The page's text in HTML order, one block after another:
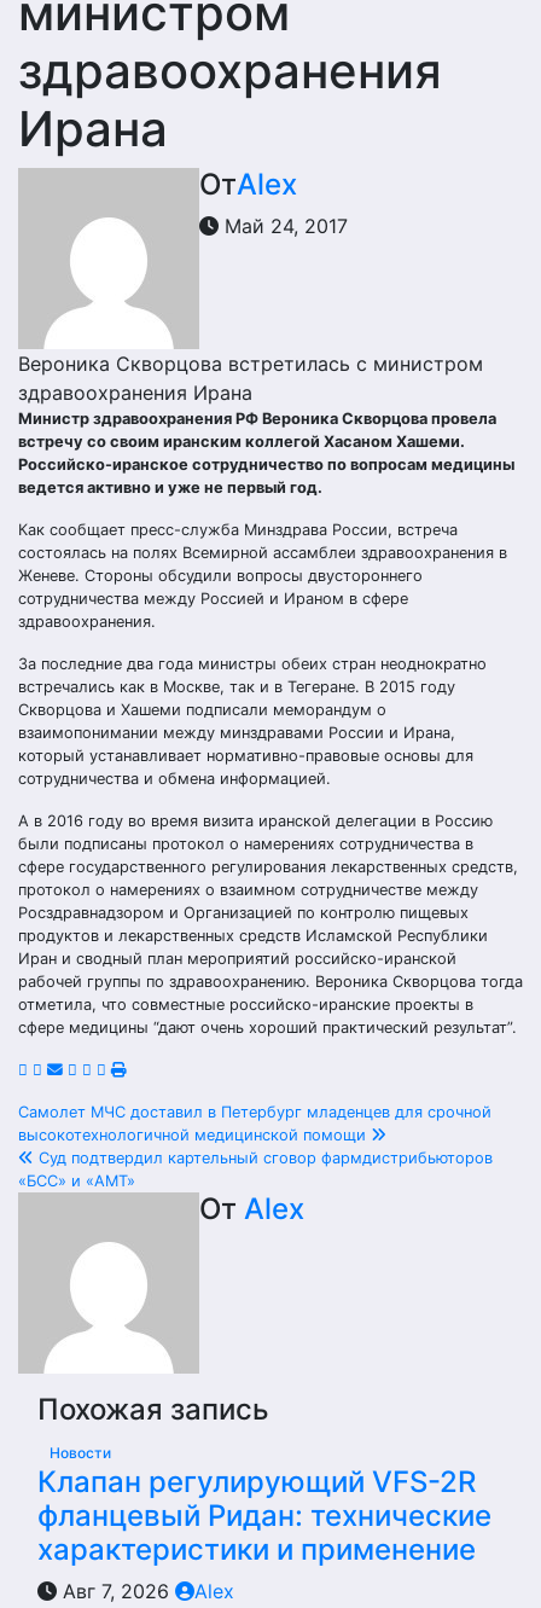
министром
здравоохранения
Ирана
ОтAlex
Май 24, 2017
Вероника Скворцова встретилась с министром
здравоохранения Ирана
Министр здравоохранения РФ Вероника Скворцова провела
встречу со своим иранским коллегой Хасаном Хашеми.
Российско-иранское сотрудничество по вопросам медицины
ведется активно и уже не первый год.
Как сообщает пресс-служба Минздрава России, встреча
состоялась на полях Всемирной ассамблеи здравоохранения в
Женеве. Стороны обсудили вопросы двустороннего
сотрудничества между Россией и Ираном в сфере
здравоохранения.
За последние два года министры обеих стран неоднократно
встречались как в Москве, так и в Тегеране. В 2015 году
Скворцова и Хашеми подписали меморандум о
взаимопонимании между минздравами России и Ирана,
который устанавливает нормативно-правовые основы для
сотрудничества и обмена информацией.
А в 2016 году во время визита иранской делегации в Россию
были подписаны протокол о намерениях сотрудничества в
сфере государственного ‎‎‎‎‎регулирования лекарственных средств,
протокол о намерениях о ‎взаимном сотрудничестве между
‎‎Росздравнадзором и Организацией по контролю ‎пищевых
продуктов ‎и лекарственных ‎‎‎средств Исламской Республики
Иран и сводный план мероприятий российско-иранской
рабочей группы ‎по здравоохранению. Вероника Скворцова тогда
отметила, что совместные российско-иранские проекты в
сфере медицины “дают очень хороший практический результат”.
Навигация
по
Самолет МЧС доставил в Петербург младенцев для срочной
высокотехнологичной медицинской помощи
Суд подтвердил картельный сговор фармдистрибьюторов
«БСС» и «АМТ»
От Alex
Похожая запись
Новости
Клапан регулирующий VFS-2R
фланцевый Ридан: технические
характеристики и применение
Авг 7, 2026 Alex